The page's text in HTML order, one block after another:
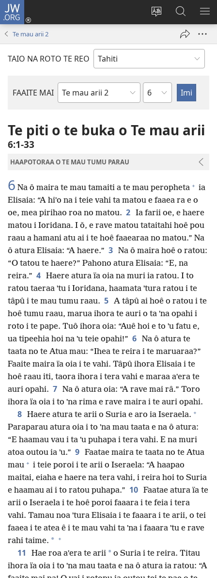
JW.ORG
Taui
reo
Nati
(opens
Maimiraa
nia
JW.ORG
Te mau arii 2
TAIO NA ROTO TE REO
FAAITE MAI
Buka
Bibilia
Pene
Te piti o te buka o Te mau arii
6:1-33
HAAPOTORAA O TE MAU TUMU PARAU
6 Na ô maira te mau tamaiti a te mau peropheta + ia
Elisaia: “A hiˈo na i teie vahi ta matou e faaea ra e o
oe, mea pirihao roa no matou. 2 Ia farii oe, e haere
matou i Ioridana. I ǒ, e rave matou tataitahi hoê pou
raau a hamani atu ai i te hoê faaearaa no matou.” Na
ô atura Elisaia: “A haere.” 3 Na ô maira hoê o ratou:
“O tatou te haere?” Pahono atura Elisaia: “E, na
reira.” 4 Haere atura ïa oia na muri ia ratou. I to
ratou taeraa ˈtu i Ioridana, haamata ˈtura ratou i te
tâpû i te mau tumu raau. 5 A tâpû ai hoê o ratou i te
hoê tumu raau, marua ihora te auri o ta ˈna opahi i
roto i te pape. Tuô ihora oia: “Auê hoi e to ˈu fatu e,
ua tipeehia hoi na ˈu teie opahi!” 6 Na ô atura te
taata no te Atua mau: “Ihea te reira i te maruaraa?”
Faaite maira ïa oia i te vahi. Tâpû ihora Elisaia i te
hoê raau iti, taora ihora i tera vahi e maraa aˈera te
auri opahi. 7 Na ô atura oia: “A rave mai râ.” Toro
ihora ïa oia i to ˈna rima e rave maira i te auri opahi.
8 Haere atura te arii o Suria e aro ia Iseraela. +
Paraparau atura oia i to ˈna mau taata e na ô atura:
“E haamau vau i ta ˈu puhapa i tera vahi. E na muri
atoa outou ia ˈu.” 9 Faatae maira te taata no te Atua
mau + i teie poroi i te arii o Iseraela: “A haapao
maitai, eiaha e haere na tera vahi, i reira hoi to Suria
e haamau ai i to ratou puhapa.” 10 Faatae atura ïa te
arii o Iseraela i te hoê poroi faaara i te feia i tera
vahi. Tamau noa ˈtura Elisaia i te faaara i te arii, o tei
faaea i te atea ê i te mau vahi ta ˈna i faaara ˈtu e rave
rahi taime. * +
11 Hae roa aˈera te arii * o Suria i te reira. Titau
ihora ïa oia i to ˈna mau taata e na ô atura ia ratou: “A